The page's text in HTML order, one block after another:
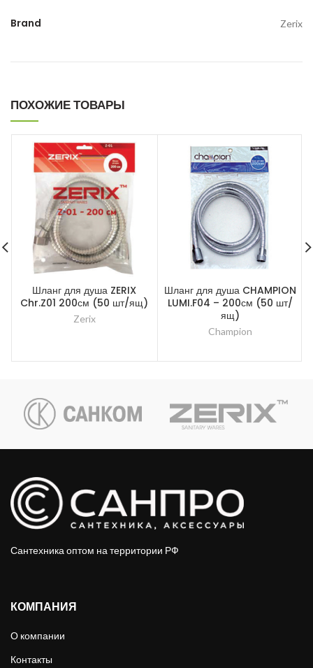
Brand Zerix
ПОХОЖИЕ ТОВАРЫ
Шланг для душа ZERIX
Chr.Z01 200см (50 шт/ящ)
Zerix
Шланг для душа CHAMPION
LUMI.F04 – 200см (50 шт/
ящ)
Champion
Сантехника оптом на территории РФ
КОМПАНИЯ
О компании
Контакты